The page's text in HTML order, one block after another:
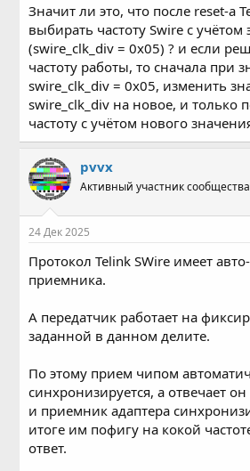
Значит ли это, что после reset-а
выбирать частоту Swire с учётом
(swire_clk_div = 0x05) ? и если
частоту работы, то сначала при
swire_clk_div = 0x05, изменить
swire_clk_div на новое, и только
частоту с учётом нового
pvvx
Активный участник сообщества
24 Дек 2025
Протокол Telink SWire имеет
приемника.
А передатчик работает на
заданной в данном делите.
По этому прием чипом
синхронизируется, а отвечает
и приемник адаптера
итоге им пофигу на кокой
ответ.